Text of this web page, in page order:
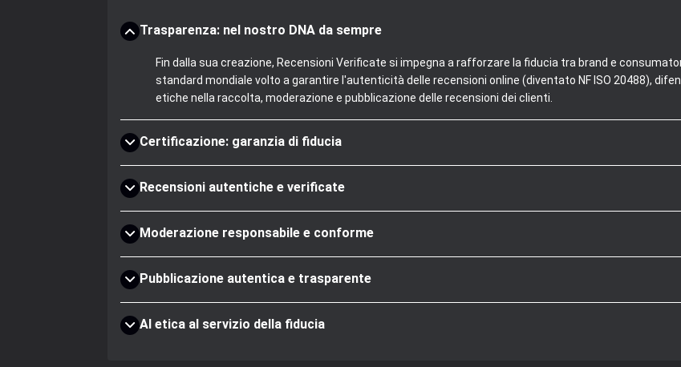
Trasparenza: nel nostro DNA da sempre
Fin dalla sua creazione, Recensioni Verificate si impegna a rafforzare la fiducia tra brand e
standard mondiale volto a garantire l'autenticità delle recensioni online (diventato NF ISO 20488),
etiche nella raccolta, moderazione e pubblicazione delle recensioni dei clienti.
Certificazione: garanzia di fiducia
Recensioni autentiche e verificate
Moderazione responsabile e conforme
Pubblicazione autentica e trasparente
AI etica al servizio della fiducia